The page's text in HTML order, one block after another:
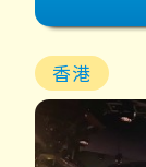
香港